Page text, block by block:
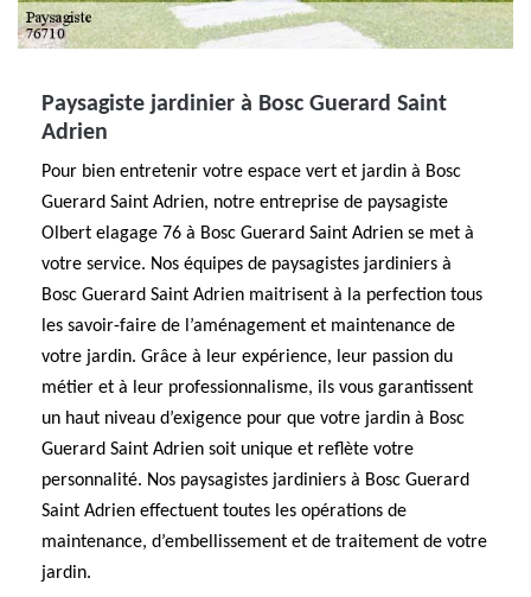
Paysagiste jardinier à Bosc Guerard Saint
Adrien
Pour bien entretenir votre espace vert et jardin à Bosc
Guerard Saint Adrien, notre entreprise de paysagiste
Olbert elagage 76 à Bosc Guerard Saint Adrien se met à
votre service. Nos équipes de paysagistes jardiniers à
Bosc Guerard Saint Adrien maitrisent à la perfection tous
les savoir-faire de l’aménagement et maintenance de
votre jardin. Grâce à leur expérience, leur passion du
métier et à leur professionnalisme, ils vous garantissent
un haut niveau d’exigence pour que votre jardin à Bosc
Guerard Saint Adrien soit unique et reflète votre
personnalité. Nos paysagistes jardiniers à Bosc Guerard
Saint Adrien effectuent toutes les opérations de
maintenance, d’embellissement et de traitement de votre
jardin.